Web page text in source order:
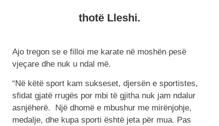
thotë Lleshi.
Ajo tregon se e filloi me karate në moshën pesë
vjeçare dhe nuk u ndal më.
“Në këtë sport kam sukseset, djersën e sportistes,
sfidat gjatë rrugës por mbi të gjitha nuk jam ndalur
asnjëherë. Një dhomë e mbushur me mirënjohje,
medalje, dhe kupa sporti është jeta për mua. Pas